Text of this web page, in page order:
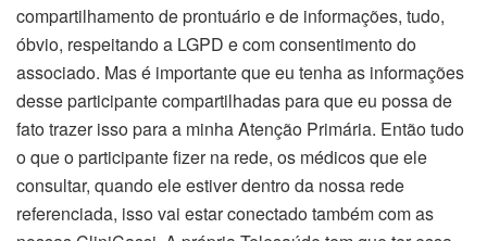
compartilhamento de prontuário e de informações, tudo,
óbvio, respeitando a LGPD e com consentimento do
associado. Mas é importante que eu tenha as informações
desse participante compartilhadas para que eu possa de
fato trazer isso para a minha Atenção Primária. Então tudo
o que o participante fizer na rede, os médicos que ele
consultar, quando ele estiver dentro da nossa rede
referenciada, isso vai estar conectado também com as